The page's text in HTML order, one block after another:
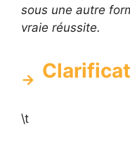
sous une autre
vraie réussite.
\t